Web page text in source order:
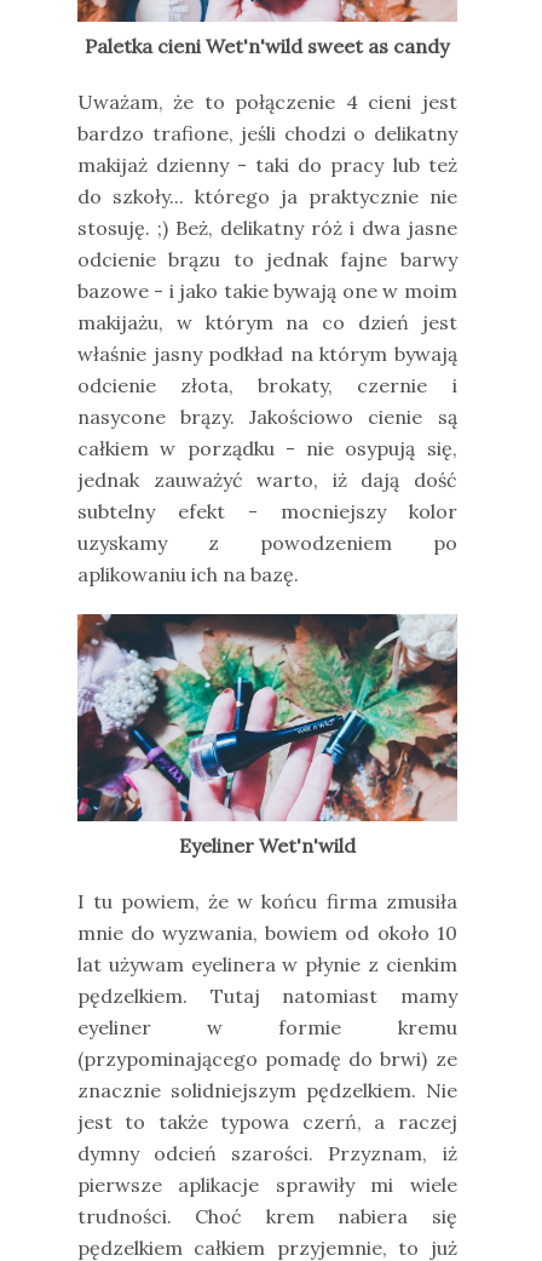
Paletka cieni Wet'n'wild sweet as candy
Uważam, że to połączenie 4 cieni jest
bardzo trafione, jeśli chodzi o delikatny
makijaż dzienny - taki do pracy lub też
do szkoły... którego ja praktycznie nie
stosuję. ;) Beż, delikatny róż i dwa jasne
odcienie brązu to jednak fajne barwy
bazowe - i jako takie bywają one w moim
makijażu, w którym na co dzień jest
właśnie jasny podkład na którym bywają
odcienie złota, brokaty, czernie i
nasycone brązy. Jakościowo cienie są
całkiem w porządku - nie osypują się,
jednak zauważyć warto, iż dają dość
subtelny efekt - mocniejszy kolor
uzyskamy z powodzeniem po
aplikowaniu ich na bazę.
Eyeliner Wet'n'wild
I tu powiem, że w końcu firma zmusiła
mnie do wyzwania, bowiem od około 10
lat używam eyelinera w płynie z cienkim
pędzelkiem. Tutaj natomiast mamy
eyeliner w formie kremu
(przypominającego pomadę do brwi) ze
znacznie solidniejszym pędzelkiem. Nie
jest to także typowa czerń, a raczej
dymny odcień szarości. Przyznam, iż
pierwsze aplikacje sprawiły mi wiele
trudności. Choć krem nabiera się
pędzelkiem całkiem przyjemnie, to już